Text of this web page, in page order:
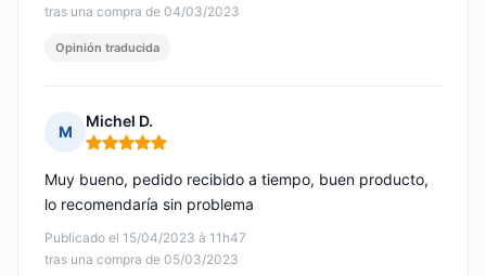
tras una compra de 04/03/2023
Opinión traducida
M
Michel D.
Nota: 5 de 5
Publicado el 15/04/2023 à 11h47
tras una compra de 05/03/2023
Muy bueno, pedido recibido a tiempo, buen producto,
lo recomendaría sin problema